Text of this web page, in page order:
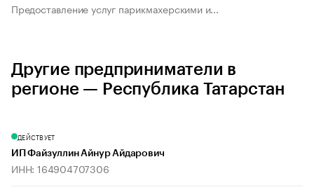
Предоставление услуг парикмахерскими и...
Другие предприниматели в
регионе — Республика Татарстан
ДЕЙСТВУЕТ
ИП Файзуллин Айнур Айдарович
ИНН: 164904707306